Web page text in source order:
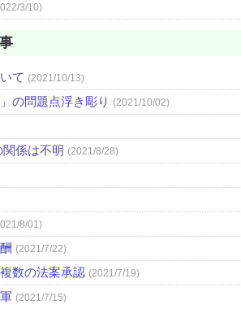
3/10)
て (2021/10/13)
の問題点浮き彫り (2021/10/02)
係は不明 (2021/8/28)
8/01)
(2021/7/22)
数の法案承認 (2021/7/19)
(2021/7/15)